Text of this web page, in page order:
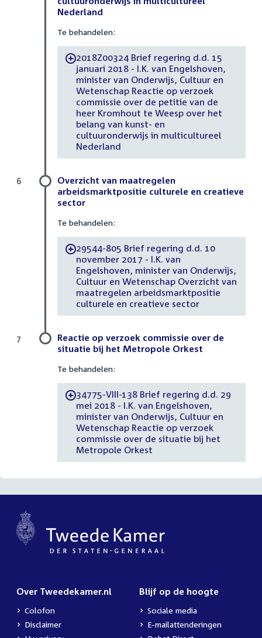
Nederland
Te behandelen:
-2018Z00324 Brief regering d.d. 15
januari 2018 - I.K. van Engelshoven,
minister van Onderwijs, Cultuur en
Wetenschap Reactie op verzoek
commissie over de petitie van de
heer Kromhout te Weesp over het
belang van kunst- en
cultuuronderwijs in multicultureel
Nederland
Overzicht van maatregelen
arbeidsmarktpositie culturele en creatieve
sector
Te behandelen:
-29544-805 Brief regering d.d. 10
november 2017 - I.K. van
Engelshoven, minister van Onderwijs,
Cultuur en Wetenschap Overzicht van
maatregelen arbeidsmarktpositie
culturele en creatieve sector
6
Reactie op verzoek commissie over de
situatie bij het Metropole Orkest
Te behandelen:
-34775-VIII-138 Brief regering d.d. 29
mei 2018 - I.K. van Engelshoven,
minister van Onderwijs, Cultuur en
Wetenschap Reactie op verzoek
commissie over de situatie bij het
Metropole Orkest
7
Over Tweedekamer.nl
Colofon
Disclaimer
Blijf op de hoogte
Sociale media
E-mailattenderingen